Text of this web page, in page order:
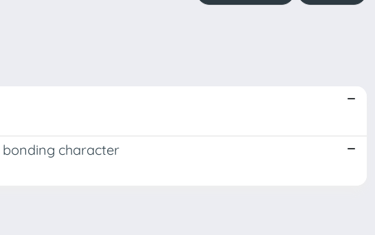
bonding character